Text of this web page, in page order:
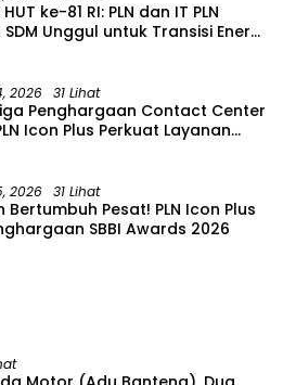
ke-81 RI: PLN dan IT PLN
Unggul untuk Transisi Energi
2026 31 Lihat
Penghargaan Contact Center
Icon Plus Perkuat Layanan
2026 31 Lihat
Bertumbuh Pesat! PLN Icon Plus
SBBI Awards 2026